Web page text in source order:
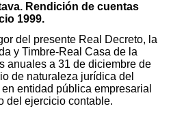
Rendición de cuentas
1999.
del presente Real Decreto, la
y Timbre-Real Casa de la
anuales a 31 de diciembre de
de naturaleza jurídica del
entidad pública empresarial
del ejercicio contable.